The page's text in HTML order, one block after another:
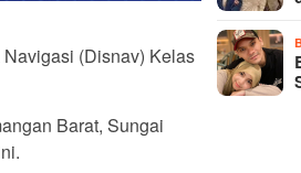
(Disnav) Kelas
Barat, Sungai